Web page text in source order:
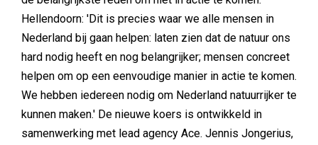
Hellendoorn: 'Dit is precies waar we alle mensen in
Nederland bij gaan helpen: laten zien dat de natuur ons
hard nodig heeft en nog belangrijker; mensen concreet
helpen om op een eenvoudige manier in actie te komen.
We hebben iedereen nodig om Nederland natuurrijker te
kunnen maken.' De nieuwe koers is ontwikkeld in
samenwerking met lead agency Ace. Jennis Jongerius,